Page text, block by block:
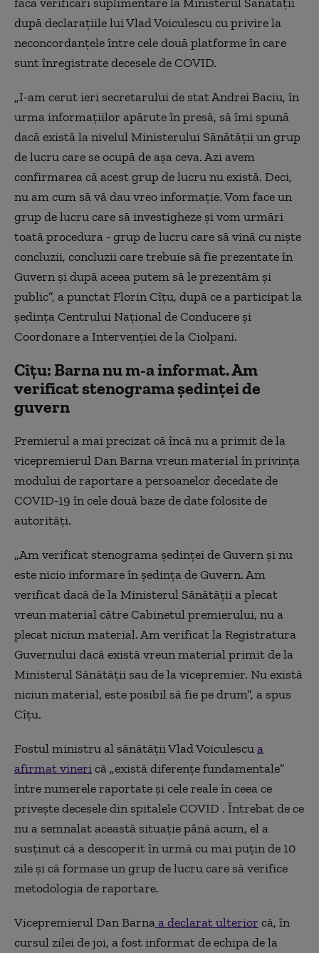
facă verificări suplimentare la Ministerul Sănătăţii
după declaraţiile lui Vlad Voiculescu cu privire la
neconcordanţele între cele două platforme în care
sunt înregistrate decesele de COVID.
„I-am cerut ieri secretarului de stat Andrei Baciu, în
urma informațiilor apărute în presă, să îmi spună
dacă există la nivelul Ministerului Sănătății un grup
de lucru care se ocupă de așa ceva.Aziavem
confirmarea că acest grup de lucru nu există. Deci,
nu am cum să vă dau vreo informație. Vom face un
grup de lucru care să investigheze și vom urmări
toată procedura - grup de lucru care să vină cu niște
concluzii, concluzii care trebuie să fie prezentate în
Guvern și după aceea putem să le prezentăm și
public”, a punctat Florin Cîțu, după ce a participat la
şedinţa Centrului Naţional de Conducere şi
Coordonare a Intervenţiei de la Ciolpani.
Cîțu: Barna nu m-a informat. Am
verificat stenograma ședinței de
guvern
Premierul a mai precizat că încă nu a primit de la
vicepremierul Dan Barna vreun material în privinţa
modului de raportare a persoanelor decedate de
COVID-19 în cele două baze de date folosite de
autorităţi.
„Am verificat stenograma şedinţei de Guvern şi nu
este nicio informare în şedinţa de Guvern. Am
verificat dacă de la Ministerul Sănătăţii a plecat
vreun material către Cabinetul premierului, nu a
plecat niciun material. Am verificat la Registratura
Guvernului dacă există vreun material primit de la
Ministerul Sănătăţii sau de la vicepremier. Nu există
niciun material, este posibil să fie pe drum”, a spus
Cîţu.
Fostul ministru al sănătăţii Vlad Voiculescua
afirmat vinerică „există diferenţe fundamentale”
între numerele raportate şi cele reale în ceea ce
priveşte decesele din spitalele COVID . Întrebat de ce
nu a semnalat această situaţie până acum, el a
susţinut că a descoperit în urmă cu mai puţin de 10
zile şi că formase un grup de lucru care să verifice
metodologia de raportare.
Vicepremierul Dan Barnaa declarat ulterior că, în
cursul zilei de joi, a fost informat de echipa de la